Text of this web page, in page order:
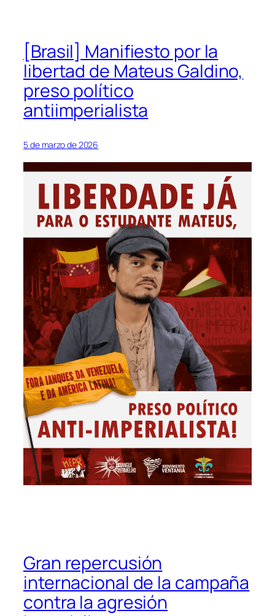
[Brasil] Manifiesto por la
libertad de Mateus Galdino,
preso político
antiimperialista
5 de marzo de 2026
Gran repercusión
internacional de la campaña
contra la agresión